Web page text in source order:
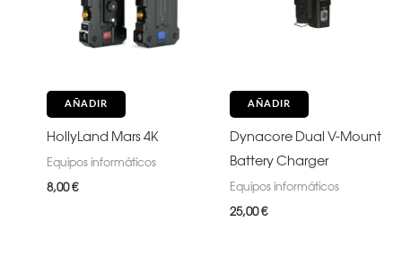
AÑADIR
HollyLand Mars 4K
Equipos informáticos
8,00€
AÑADIR
Dynacore Dual V-Mount
Battery Charger
Equipos informáticos
25,00€